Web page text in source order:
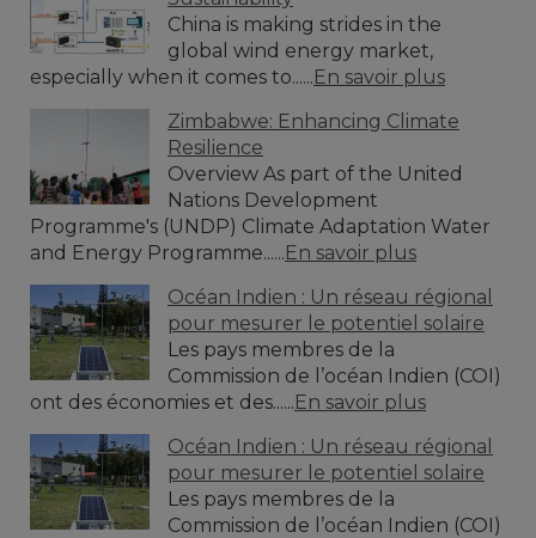
China is making strides in the
global wind energy market,
especially when it comes to......En savoir plus
Zimbabwe: Enhancing Climate
Resilience
Overview As part of the United
Nations Development
Programme's (UNDP) Climate Adaptation Water
and Energy Programme......En savoir plus
Océan Indien : Un réseau régional
pour mesurer le potentiel solaire
Les pays membres de la
Commission de l’océan Indien (COI)
ont des économies et des......En savoir plus
Océan Indien : Un réseau régional
pour mesurer le potentiel solaire
Les pays membres de la
Commission de l’océan Indien (COI)